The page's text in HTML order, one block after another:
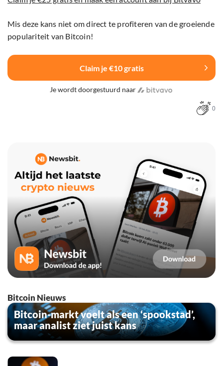
Mis deze kans niet om direct te profiteren van de groeiende
populariteit van Bitcoin!
Claim je €10 gratis
Je wordt doorgestuurd naar
0
Bitcoin Nieuws
Bitcoin-markt voelt als een ‘spookstad’,
maar analist ziet juist kans